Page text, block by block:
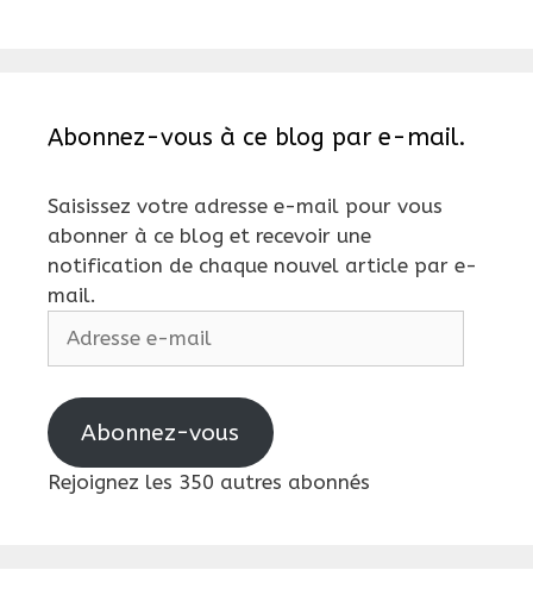
Abonnez-vous à ce blog par e-mail.
Saisissez votre adresse e-mail pour vous
abonner à ce blog et recevoir une
notification de chaque nouvel article par e-
mail.
Abonnez-vous
Rejoignez les 350 autres abonnés